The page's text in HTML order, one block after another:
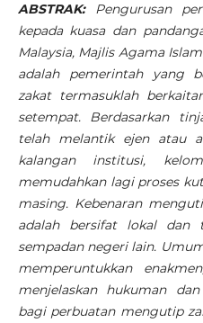
ABSTRAK:Pengurusan
kepada kuasa dan
Malaysia, Majlis Agama
adalah pemerintah yang
zakat termasuklah
setempat. Berdasarkan
telah melantik ejen atau
kalangan institusi,
memudahkan lagi proses
masing. Kebenaran
adalah bersifat lokal dan
sempadan negeri lain.
memperuntukkan
menjelaskan hukuman
bagi perbuatan mengutip